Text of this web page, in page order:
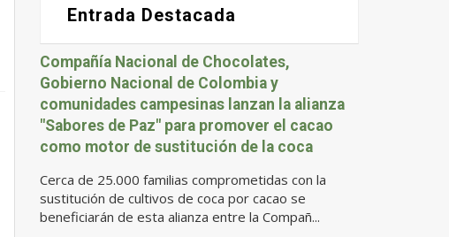
Entrada Destacada
Compañía Nacional de Chocolates,
Gobierno Nacional de Colombia y
comunidades campesinas lanzan la alianza
"Sabores de Paz" para promover el cacao
como motor de sustitución de la coca
Cerca de 25.000 familias comprometidas con la
sustitución de cultivos de coca por cacao se
beneficiarán de esta alianza entre la Compañ...